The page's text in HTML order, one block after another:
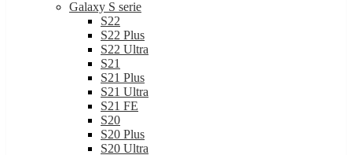
S22
S22 Plus
S22 Ultra
S21
S21 Plus
S21 Ultra
S21 FE
S20
S20 Plus
S20 Ultra
S20 FE